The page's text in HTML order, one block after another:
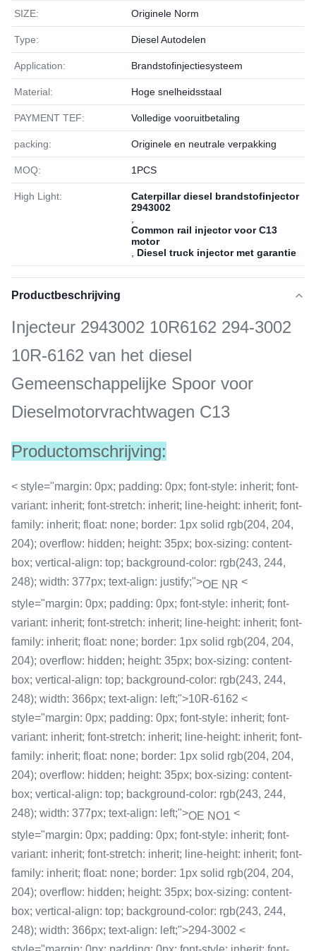
SIZE: Originele Norm
Type: Diesel Autodelen
Application: Brandstofinjectiesysteem
Material: Hoge snelheidsstaal
PAYMENT TEF: Volledige vooruitbetaling
packing: Originele en neutrale verpakking
MOQ: 1РСS
High Light:
Caterpillar diesel brandstofinjector
2943002
Common rail injector voor C13
motor
Diesel truck injector met garantie
Productbeschrijving
Injecteur 2943002 10R6162 294-3002
10R-6162 van het diesel
Gemeenschappelijke Spoor voor
Dieselmotorvrachtwagen C13
Productomschrijving:
< style="margin: 0px; padding: 0px; font-style: inherit; font-
variant: inherit; font-stretch: inherit; line-height: inherit; font-
family: inherit; float: none; border: 1px solid rgb(204, 204,
204); overflow: hidden; height: 35px; box-sizing: content-
box; vertical-align: top; background-color: rgb(243, 244,
248); width: 377px; text-align: justify;">OE NR <
style="margin: 0px; padding: 0px; font-style: inherit; font-
variant: inherit; font-stretch: inherit; line-height: inherit; font-
family: inherit; float: none; border: 1px solid rgb(204, 204,
204); overflow: hidden; height: 35px; box-sizing: content-
box; vertical-align: top; background-color: rgb(243, 244,
248); width: 366px; text-align: left;">10R-6162 <
style="margin: 0px; padding: 0px; font-style: inherit; font-
variant: inherit; font-stretch: inherit; line-height: inherit; font-
family: inherit; float: none; border: 1px solid rgb(204, 204,
204); overflow: hidden; height: 35px; box-sizing: content-
box; vertical-align: top; background-color: rgb(243, 244,
248); width: 377px; text-align: left;">OE NO1 <
style="margin: 0px; padding: 0px; font-style: inherit; font-
variant: inherit; font-stretch: inherit; line-height: inherit; font-
family: inherit; float: none; border: 1px solid rgb(204, 204,
204); overflow: hidden; height: 35px; box-sizing: content-
box; vertical-align: top; background-color: rgb(243, 244,
248); width: 366px; text-align: left;">294-3002 <